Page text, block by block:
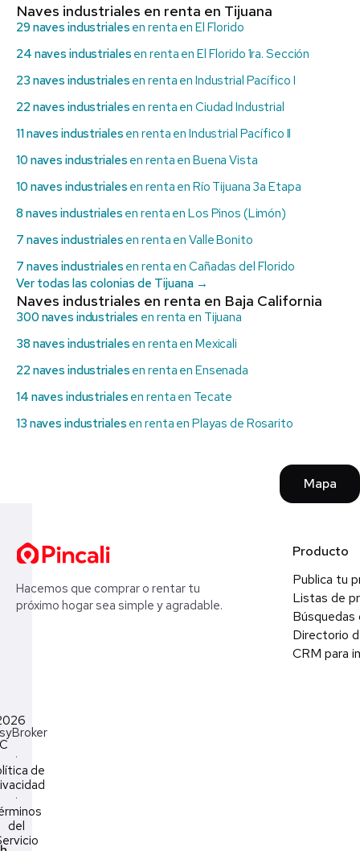
Naves industriales en renta en Tijuana
29 naves industriales en renta en El Florido
24 naves industriales en renta en El Florido 1ra. Sección
23 naves industriales en renta en Industrial Pacífico I
22 naves industriales en renta en Ciudad Industrial
11 naves industriales en renta en Industrial Pacífico II
10 naves industriales en renta en Buena Vista
10 naves industriales en renta en Río Tijuana 3a Etapa
8 naves industriales en renta en Los Pinos (Limón)
7 naves industriales en renta en Valle Bonito
7 naves industriales en renta en Cañadas del Florido
Ver todas las colonias de Tijuana →
Naves industriales en renta en Baja California
300 naves industriales en renta en Tijuana
38 naves industriales en renta en Mexicali
22 naves industriales en renta en Ensenada
14 naves industriales en renta en Tecate
13 naves industriales en renta en Playas de Rosarito
Mapa
Hacemos que comprar o rentar tu
próximo hogar sea simple y agradable.
Producto
Publica tu
Listas de
Búsquedas
Directorio
CRM para
·
de
·
del